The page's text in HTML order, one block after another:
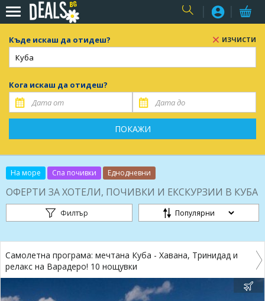
USER
Къде искаш да отидеш? ИЗЧИСТИ
Кога искаш да отидеш?
ПОКАЖИ
На море Спа почивки Еднодневни
ОФЕРТИ ЗА ХОТЕЛИ, ПОЧИВКИ И ЕКСКУРЗИИ В КУБА
Филтър
Самолетна програма: мечтана Куба - Хавана, Тринидад и
релакс на Варадеро! 10 нощувки